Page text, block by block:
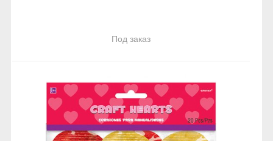
Под заказ